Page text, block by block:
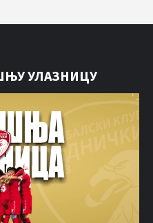
УЛАЗНИЦУ